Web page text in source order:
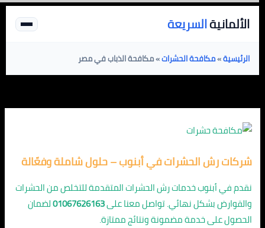
تخطي
الألمانيةالسريعة
الرئيسية»مكافحة الحشرات»مكافحة الذباب في مصر
شركات رش الحشرات في أبنوب – حلول شاملة وفعّالة
نقدم في أبنوب خدمات رش الحشرات المتقدمة للتخلص من الحشرات
والقوارض بشكل نهائي. تواصل معنا على01067626163لضمان
الحصول على خدمة مضمونة ونتائج ممتازة.